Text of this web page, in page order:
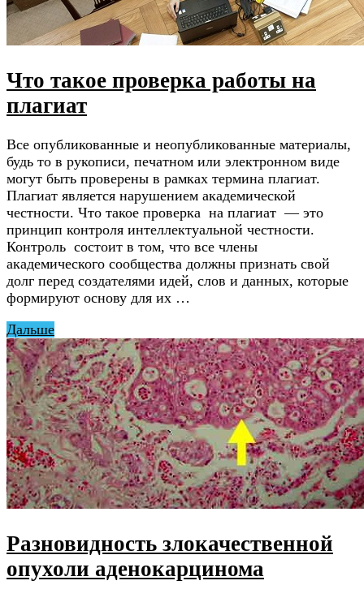
Что такое проверка работы на
плагиат
Все опубликованные и неопубликованные материалы,
будь то в рукописи, печатном или электронном виде
могут быть проверены в рамках термина плагиат.
Плагиат является нарушением академической
честности. Что такое проверка на плагиат — это
принцип контроля интеллектуальной честности.
Контроль состоит в том, что все члены
академического сообщества должны признать свой
долг перед создателями идей, слов и данных, которые
формируют основу для их …
Дальше
Разновидность злокачественной
опухоли аденокарцинома